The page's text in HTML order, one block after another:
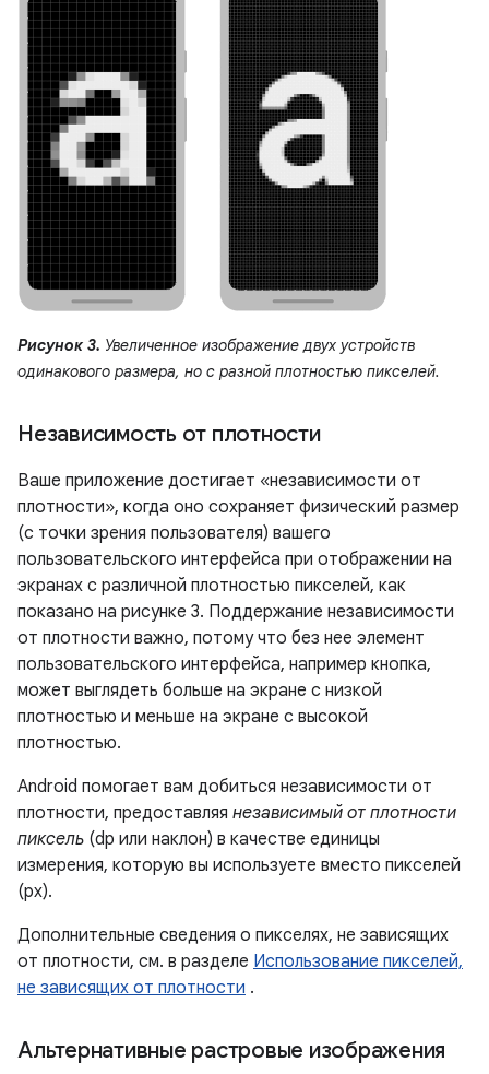
Рисунок 3. Увеличенное изображение двух устройств
одинакового размера, но с разной плотностью пикселей.
Независимость от плотности
Ваше приложение достигает «независимости от
плотности», когда оно сохраняет физический размер
(с точки зрения пользователя) вашего
пользовательского интерфейса при отображении на
экранах с различной плотностью пикселей, как
показано на рисунке 3. Поддержание независимости
от плотности важно, потому что без нее элемент
пользовательского интерфейса, например кнопка,
может выглядеть больше на экране с низкой
плотностью и меньше на экране с высокой
плотностью.
Android помогает вам добиться независимости от
плотности, предоставляя независимый от плотности
пиксель (dp или наклон) в качестве единицы
измерения, которую вы используете вместо пикселей
(px).
Дополнительные сведения о пикселях, не зависящих
от плотности, см. в разделе Использование пикселей,
не зависящих от плотности .
Альтернативные растровые изображения